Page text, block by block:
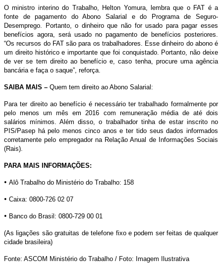
O ministro interino do Trabalho, Helton Yomura, lembra que o FAT é a
fonte de pagamento do Abono Salarial e do Programa de Seguro-
Desemprego. Portanto, o dinheiro que não for usado para pagar esses
benefícios agora, será usado no pagamento de benefícios posteriores.
“Os recursos do FAT são para os trabalhadores. Esse dinheiro do abono é
um direito histórico e importante que foi conquistado. Portanto, não deixe
de ver se tem direito ao benefício e, caso tenha, procure uma agência
bancária e faça o saque”, reforça.
SAIBA MAIS – Quem tem direito ao Abono Salarial:
Para ter direito ao benefício é necessário ter trabalhado formalmente por
pelo menos um mês em 2016 com remuneração média de até dois
salários mínimos. Além disso, o trabalhador tinha de estar inscrito no
PIS/Pasep há pelo menos cinco anos e ter tido seus dados informados
corretamente pelo empregador na Relação Anual de Informações Sociais
(Rais).
PARA MAIS INFORMAÇÕES:
• Alô Trabalho do Ministério do Trabalho: 158
• Caixa: 0800-726 02 07
• Banco do Brasil: 0800-729 00 01
(As ligações são gratuitas de telefone fixo e podem ser feitas de qualquer
cidade brasileira)
Fonte: ASCOM Ministério do Trabalho / Foto: Imagem Ilustrativa